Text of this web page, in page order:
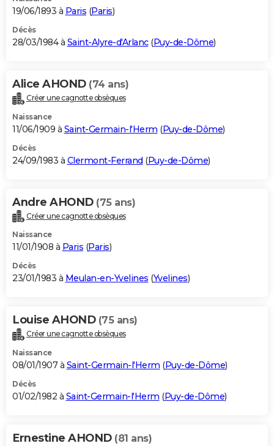
19/06/1893 à Paris (Paris)
Décès
28/03/1984 à Saint-Alyre-d'Arlanc(Puy-de-Dôme)
Alice AHOND (74 ans)
Créer une cagnotte obsèques
Naissance
11/06/1909 à Saint-Germain-l'Herm (Puy-de-Dôme)
Décès
24/09/1983 à Clermont-Ferrand (Puy-de-Dôme)
Andre AHOND (75 ans)
Créer une cagnotte obsèques
Naissance
11/01/1908 à Paris (Paris)
Décès
23/01/1983 à Meulan-en-Yvelines (Yvelines)
Louise AHOND (75 ans)
Créer une cagnotte obsèques
Naissance
08/01/1907 à Saint-Germain-l'Herm (Puy-de-Dôme)
Décès
01/02/1982 à Saint-Germain-l'Herm (Puy-de-Dôme)
Ernestine AHOND (81 ans)